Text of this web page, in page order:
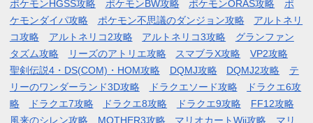
ポケモンHGSS攻略 ポケモンBW攻略 ポケモンORAS攻略
ポ
ケモンダイパ攻略
ポケモン不思議のダンジョン攻略
アルトネリ
コ攻略
アルトネリコ2攻略 アルトネリコ3攻略
グランファン
タズム攻略
リーズのアトリエ攻略 スマブラX攻略
VP2攻略
聖剣伝説4・DS(COM)・HOM攻略
DQMJ攻略 DQMJ2攻略
テ
リーのワンダーランド3D攻略
ドラクエソード攻略
ドラクエ6攻
略
ドラクエ7攻略 ドラクエ8攻略 ドラクエ9攻略
FF12攻略
風来のシレン攻略
MOTHER3攻略 マリオカートWii攻略 マリ